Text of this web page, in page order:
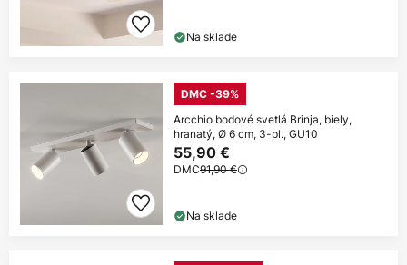
Na sklade
DMC -39%
Arcchio bodové svetlá Brinja, biely,
hranatý, Ø 6 cm, 3-pl., GU10
55,90 €
DMC91,90 €
Na sklade